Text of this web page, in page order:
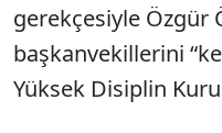
gerekçesiyle Özgür
başkanvekillerini
Yüksek Disiplin